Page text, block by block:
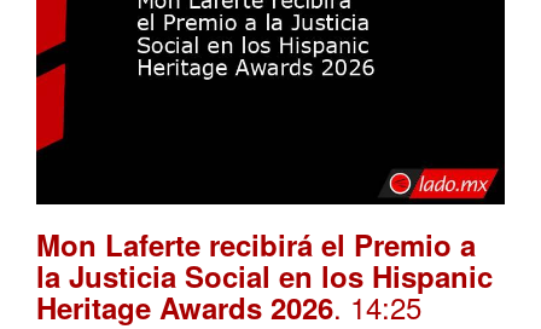
Mon Laferte recibirá el Premio a
la Justicia Social en los Hispanic
Heritage Awards 2026. 14:25